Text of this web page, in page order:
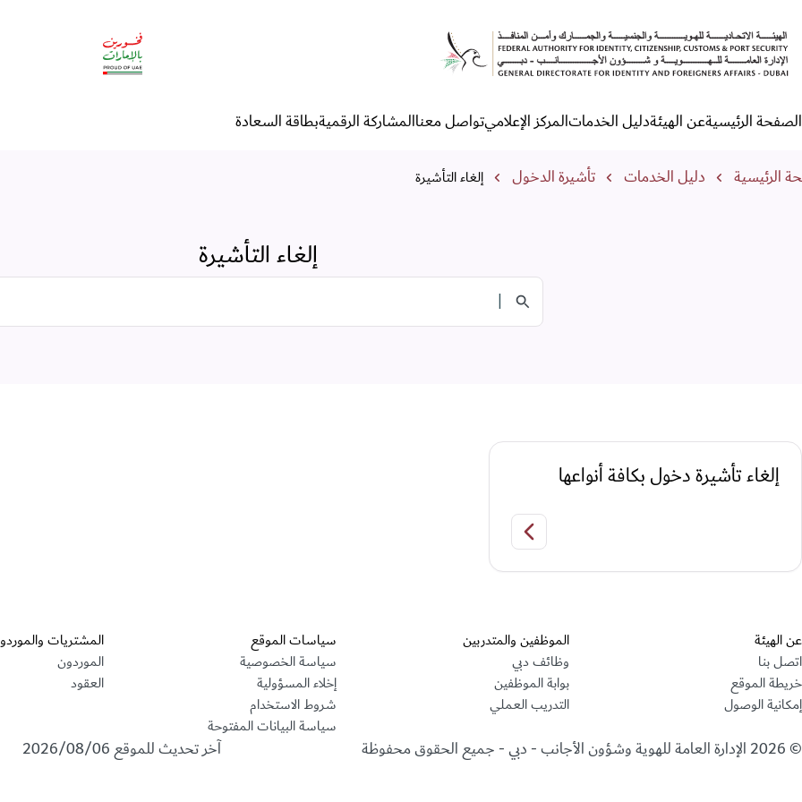
إلغاء التأشيرة
القائمة الرئيسية
الصفحة الرئيسيةعن الهيئةدليل الخدماتالمركز الإعلاميتواصل معناالمشاركة الرقميةبطاقة السعادة
مسار التنقل
الرئيسية دليل الخدمات تأشيرة الدخول إلغاء التأشيرة
إلغاء التأشيرة
إلغاء تأشيرة دخول بكافة أنواعها
إلغاء تأشيرة دخول بكافة أنواعها
عن الهيئة
اتصل بنا
خريطة الموقع
إمكانية الوصول
الموظفين والمتدربين
وظائف دبي
بوابة الموظفين
التدريب العملي
سياسات الموقع
سياسة الخصوصية
إخلاء المسؤولية
شروط الاستخدام
سياسة البيانات المفتوحة
المشتريات
الموردون
العقود
©
2026 الإدارة العامة للهوية وشؤون الأجانب - دبي - جميع الحقوق محفوظة آخر تحديث للموقع2026/08/06